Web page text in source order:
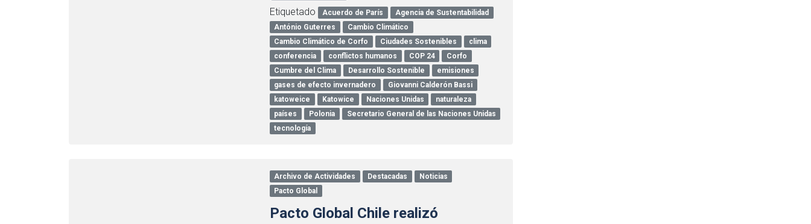
Etiquetado Acuerdo de París
Agencia de Sustentabilidad
António Guterres
Cambio Climático
Cambio Climático de Corfo
Ciudades Sostenibles
clima
conferencia
conflictos humanos COP 24
Corfo
Cumbre del Clima
Desarrollo Sostenible
emisiones
gases de efecto invernadero
Giovanni Calderón Bassi
katoweice
Katowice Naciones Unidas
naturaleza
países
Polonia
Secretario General de las Naciones Unidas
tecnología
Archivo de Actividades Destacadas
Noticias
Pacto Global
Pacto Global Chile realizó